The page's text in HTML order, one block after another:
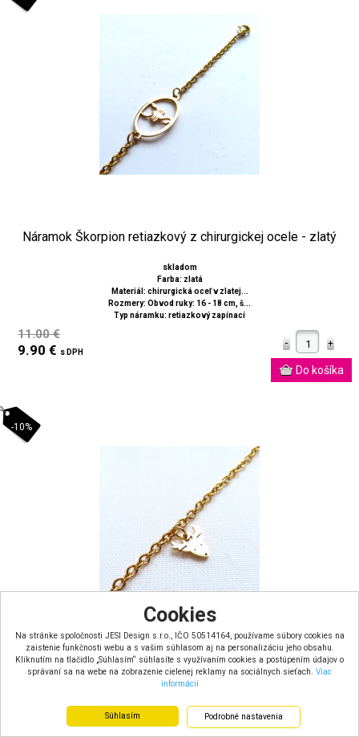
Cookies
Na stránke spoločnosti JESI Design s.r.o., IČO 50514164, používame súbory cookies na
zaistenie funkčnosti webu a s vašim súhlasom aj na personalizáciu jeho obsahu.
Kliknutím na tlačidlo „Súhlasím“ súhlasíte s využívaním cookies a postúpením údajov o
správaní sa na webe na zobrazenie cielenej reklamy na sociálnych sieťach. Viac
informácií
Súhlasím Podrobné nastavenia
Náramok Škorpion retiazkový z chirurgickej ocele - zlatý
skladom
Farba: zlatá
Materiál: chirurgická oceľ v zlatej...
Rozmery: Obvod ruky: 16 - 18 cm, š...
Typ náramku: retiazkový zapínací
11.00 €
9.90 € s DPH
-10%
Náramok Sobík retiazkový z chirurgickej ocele - zlatý
Farba: zlatá
Materiál: chirurgická oceľ v zlatej...